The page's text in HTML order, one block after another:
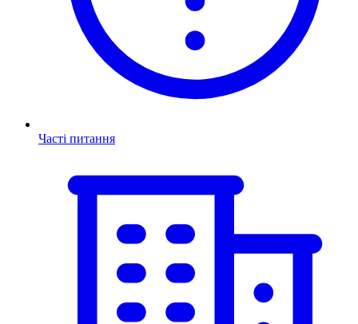
Часті питання